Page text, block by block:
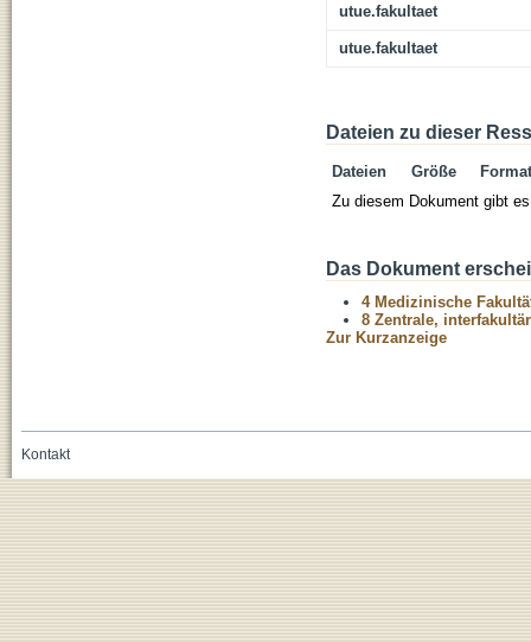
utue.fakultaet
utue.fakultaet
Dateien zu dieser
Dateien Größe
Format
Zu diesem Dokument gibt
Das Dokument
4 Medizinische
8 Zentrale,
Zur Kurzanzeige
Kontakt